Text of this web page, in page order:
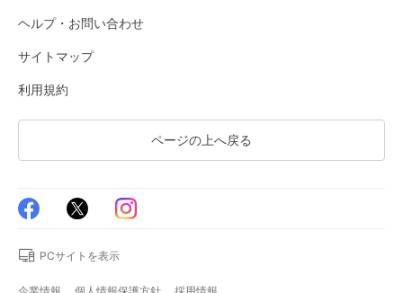
ヘルプ・お問い合わせ
サイトマップ
利用規約
ページの上へ戻る
PCサイトを表示